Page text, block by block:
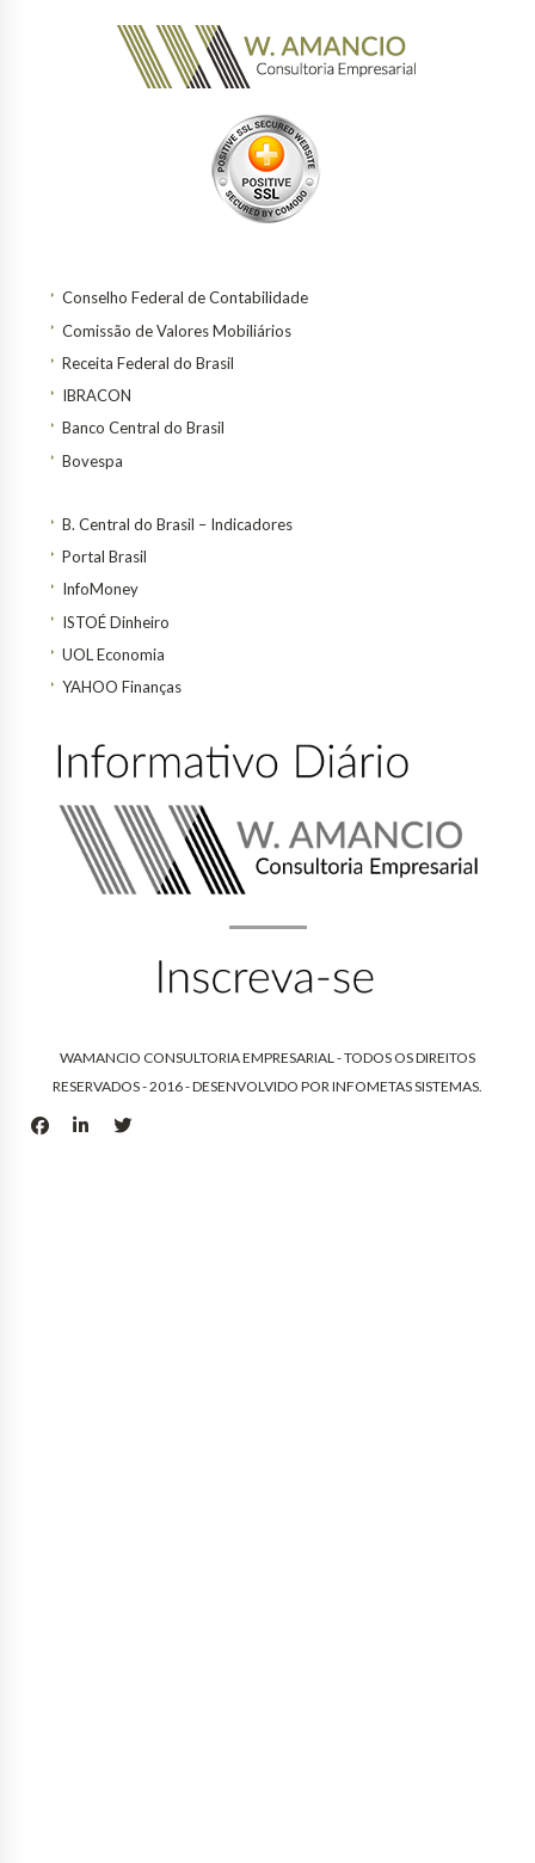
Conselho Federal de Contabilidade
Comissão de Valores Mobiliários
Receita Federal do Brasil
IBRACON
Banco Central do Brasil
Bovespa
B. Central do Brasil – Indicadores
Portal Brasil
InfoMoney
ISTOÉ Dinheiro
UOL Economia
YAHOO Finanças
WAMANCIO CONSULTORIA EMPRESARIAL - TODOS OS DIREITOS
RESERVADOS - 2016 - DESENVOLVIDO PORINFOMETAS SISTEMAS.